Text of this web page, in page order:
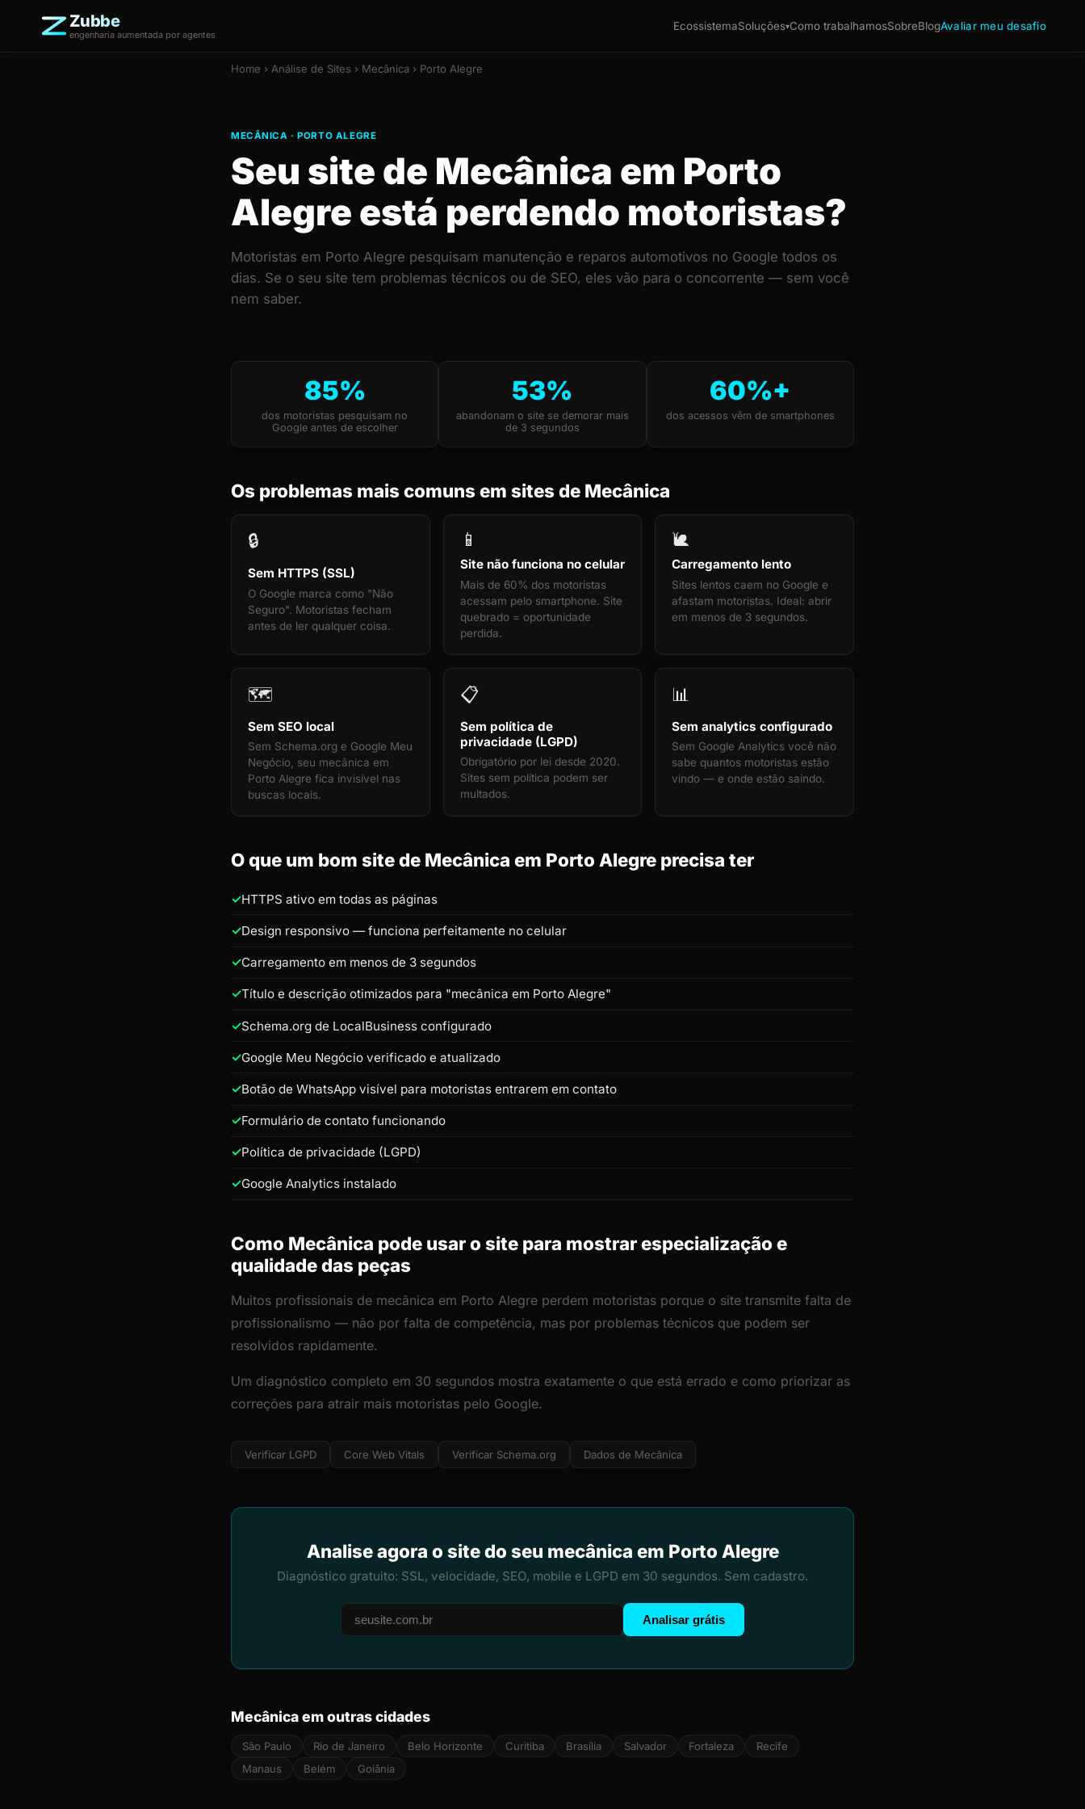
Zubbe
engenharia aumentada por agentes
EcossistemaSoluções▾Como trabalhamosSobreBlogAvaliar meu desafio
Home › Análise de Sites › Mecânica › Porto Alegre
MECÂNICA · PORTO ALEGRE
Seu site de Mecânica em Porto
Alegre está perdendo motoristas?
Motoristas em Porto Alegre pesquisam manutenção e reparos automotivos no Google todos os
dias. Se o seu site tem problemas técnicos ou de SEO, eles vão para o concorrente — sem você
nem saber.
85%
dos motoristas pesquisam no
Google antes de escolher
53%
abandonam o site se demorar mais
de 3 segundos
60%+
dos acessos vêm de smartphones
Os problemas mais comuns em sites de Mecânica
🔒
Sem HTTPS (SSL)
O Google marca como "Não
Seguro". Motoristas fecham
antes de ler qualquer coisa.
📱
Site não funciona no celular
Mais de 60% dos motoristas
acessam pelo smartphone. Site
quebrado = oportunidade
perdida.
🐌
Carregamento lento
Sites lentos caem no Google e
afastam motoristas. Ideal: abrir
em menos de 3 segundos.
🗺️
Sem SEO local
Sem Schema.org e Google Meu
Negócio, seu mecânica em
Porto Alegre fica invisível nas
buscas locais.
📋
Sem política de
privacidade (LGPD)
Obrigatório por lei desde 2020.
Sites sem política podem ser
multados.
📊
Sem analytics configurado
Sem Google Analytics você não
sabe quantos motoristas estão
vindo — e onde estão saindo.
O que um bom site de Mecânica em Porto Alegre precisa ter
HTTPS ativo em todas as páginas
Design responsivo — funciona perfeitamente no celular
Carregamento em menos de 3 segundos
Título e descrição otimizados para "mecânica em Porto Alegre"
Schema.org de LocalBusiness configurado
Google Meu Negócio verificado e atualizado
Botão de WhatsApp visível para motoristas entrarem em contato
Formulário de contato funcionando
Política de privacidade (LGPD)
Google Analytics instalado
Como Mecânica pode usar o site para mostrar especialização e
qualidade das peças
Muitos profissionais de mecânica em Porto Alegre perdem motoristas porque o site transmite falta de
profissionalismo — não por falta de competência, mas por problemas técnicos que podem ser
resolvidos rapidamente.
Um diagnóstico completo em 30 segundos mostra exatamente o que está errado e como priorizar as
correções para atrair mais motoristas pelo Google.
Verificar LGPD Core Web Vitals Verificar Schema.org Dados de Mecânica
Analise agora o site do seu mecânica em Porto Alegre
Diagnóstico gratuito: SSL, velocidade, SEO, mobile e LGPD em 30 segundos. Sem cadastro.
Analisar grátis
Mecânica em outras cidades
São Paulo Rio de Janeiro Belo Horizonte Curitiba Brasília Salvador Fortaleza
Recife
Manaus
Belém Goiânia